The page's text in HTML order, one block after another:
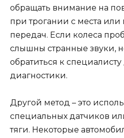
обращать внимание на
при трогании с места
передач. Если колеса
слышны странные звуки,
обратиться к
диагностики.
Другой метод – это
специальных датчиков
тяги. Некоторые